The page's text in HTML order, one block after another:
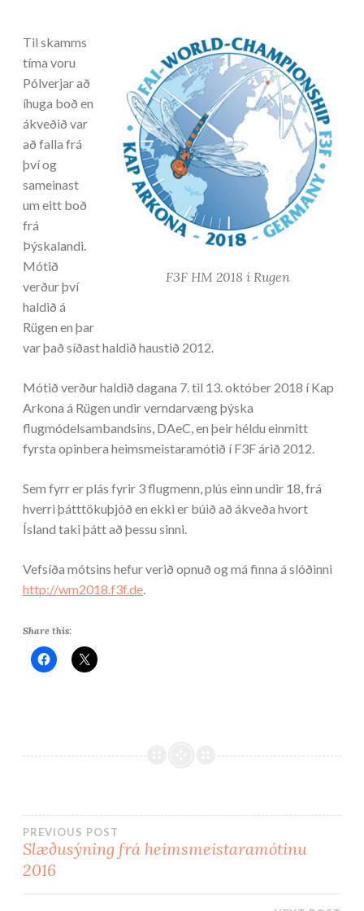
F3F HM 2018 í Rugen
Til skamms
tíma voru
Pólverjar að
íhuga boð en
ákveðið var
að falla frá
því og
sameinast
um eitt boð
frá
Þýskalandi.
Mótið
verður því
haldið á
Rügen en þar
var það síðast haldið haustið 2012.
Mótið verður haldið dagana 7. til 13. október 2018 í Kap
Arkona á Rügen undir verndarvæng þýska
flugmódelsambandsins, DAeC, en þeir héldu einmitt
fyrsta opinbera heimsmeistaramótið í F3F árið 2012.
Sem fyrr er plás fyrir 3 flugmenn, plús einn undir 18, frá
hverri þátttökuþjóð en ekki er búið að ákveða hvort
Ísland taki þátt að þessu sinni.
Vefsíða mótsins hefur verið opnuð og má finna á slóðinni
http://wm2018.f3f.de.
Share this:
Post
PREVIOUS POST
Slæðusýning frá heimsmeistaramótinu
2016